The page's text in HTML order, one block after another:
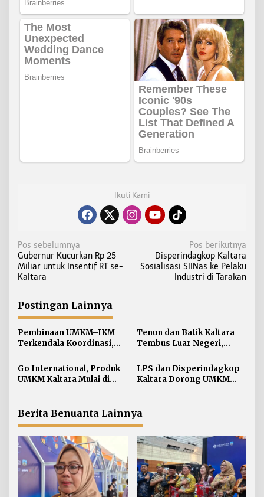
Ikuti Kami
N
a
v
g
a
s
i
o
Pos sebelumnya
Gubernur Kucurkan Rp 25
Miliar untuk Insentif RT se-
Kaltara
Pos berikutnya
Disperindagkop Kaltara
Sosialisasi SIINas ke Pelaku
Industri di Tarakan
Postingan Lainnya
Pembinaan UMKM–IKM
Terkendala Koordinasi,
Buka Suara
Tenun dan Batik Kaltara
Tembus Luar Negeri,
Tarik
Go International, Produk
UMKM Kaltara Mulai di
LPS dan Disperindagkop
Kaltara Dorong UMKM
Berita Benuanta Lainnya